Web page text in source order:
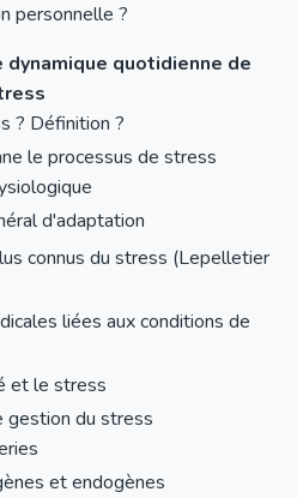
personnelle ?
quotidienne de
? Définition ?
le processus de stress
d'adaptation
connus du stress (Lepelletier
liées aux conditions de
et le stress
gestion du stress
et endogènes